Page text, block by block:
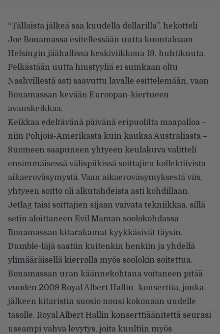
“Tällaista jälkeä saa kuudella dollarilla”, hekotteli
Joe Bonamassa esitellessään uutta kuontaloaan
Helsingin jäähallissa keskiviikkona 19. huhtikuuta.
Pelkästään uutta hiustyyliä ei suinkaan oltu
Nashvillestä asti saavuttu lavalle esittelemään, vaan
Bonamassan kevään Euroopan-kiertueen
avauskeikkaa.
Keikkaa edeltävänä päivänä eripuolilta maapalloa –
niin Pohjois-Amerikasta kuin kaukaa Australiasta –
Suomeen saapuneen yhtyeen keulakuva valitteli
ensimmäisessä välispiikissä soittajien kollektiivista
aikaeroväsymystä. Vaan aikaeroväsymyksestä viis,
yhtyeen soitto oli alkutahdeista asti kohdillaan.
Jetlag taisi soittajien sijaan vaivata tekniikkaa, sillä
setin aloittaneen Evil Maman soolokohdassa
Bonamassan kitarakamat kyykkäsivät täysin.
Dumble-läjä saatiin kuitenkin henkiin ja yhdellä
ylimääräisellä kierrolla myös soolokin soitettua.
Bonamassan uran käännekohtana voitaneen pitää
vuoden 2009 Royal Albert Hallin -konserttia, jonka
jälkeen kitaristin suosio nousi kokonaan uudelle
tasolle. Royal Albert Hallin konserttiäänitettä seurasi
useampi vahva levytys, joita kuultiin myös